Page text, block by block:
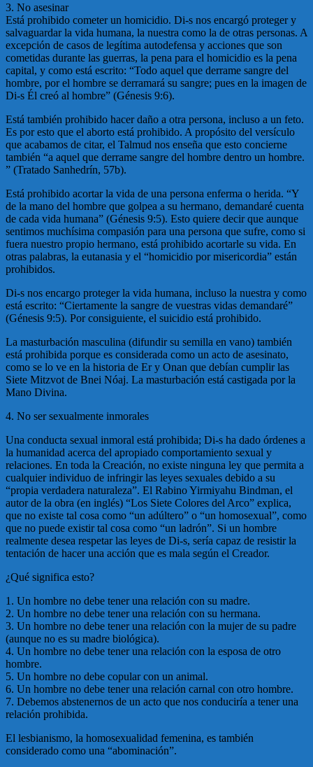
3. No asesinar
Está prohibido cometer un homicidio. Di-s nos encargó proteger y
salvaguardar la vida humana, la nuestra como la de otras personas. A
excepción de casos de legítima autodefensa y acciones que son
cometidas durante las guerras, la pena para el homicidio es la pena
capital, y como está escrito: “Todo aquel que derrame sangre del
hombre, por el hombre se derramará su sangre; pues en la imagen de
Di-s Él creó al hombre” (Génesis 9:6).
Está también prohibido hacer daño a otra persona, incluso a un feto.
Es por esto que el aborto está prohibido. A propósito del versículo
que acabamos de citar, el Talmud nos enseña que esto concierne
también “a aquel que derrame sangre del hombre dentro un hombre.
” (Tratado Sanhedrín, 57b).
Está prohibido acortar la vida de una persona enferma o herida. “Y
de la mano del hombre que golpea a su hermano, demandaré cuenta
de cada vida humana” (Génesis 9:5). Esto quiere decir que aunque
sentimos muchísima compasión para una persona que sufre, como si
fuera nuestro propio hermano, está prohibido acortarle su vida. En
otras palabras, la eutanasia y el “homicidio por misericordia” están
prohibidos.
Di-s nos encargo proteger la vida humana, incluso la nuestra y como
está escrito: “Ciertamente la sangre de vuestras vidas demandaré”
(Génesis 9:5). Por consiguiente, el suicidio está prohibido.
La masturbación masculina (difundir su semilla en vano) también
está prohibida porque es considerada como un acto de asesinato,
como se lo ve en la historia de Er y Onan que debían cumplir las
Siete Mitzvot de Bnei Nóaj. La masturbación está castigada por la
Mano Divina.
4. No ser sexualmente inmorales
Una conducta sexual inmoral está prohibida; Di-s ha dado órdenes a
la humanidad acerca del apropiado comportamiento sexual y
relaciones. En toda la Creación, no existe ninguna ley que permita a
cualquier individuo de infringir las leyes sexuales debido a su
“propia verdadera naturaleza”. El Rabino Yirmiyahu Bindman, el
autor de la obra (en inglés) “Los Siete Colores del Arco” explica,
que no existe tal cosa como “un adúltero” o “un homosexual”, como
que no puede existir tal cosa como “un ladrón”. Si un hombre
realmente desea respetar las leyes de Di-s, sería capaz de resistir la
tentación de hacer una acción que es mala según el Creador.
¿Qué significa esto?
1. Un hombre no debe tener una relación con su madre.
2. Un hombre no debe tener una relación con su hermana.
3. Un hombre no debe tener una relación con la mujer de su padre
(aunque no es su madre biológica).
4. Un hombre no debe tener una relación con la esposa de otro
hombre.
5. Un hombre no debe copular con un animal.
6. Un hombre no debe tener una relación carnal con otro hombre.
7. Debemos abstenernos de un acto que nos conduciría a tener una
relación prohibida.
El lesbianismo, la homosexualidad femenina, es también
considerado como una “abominación”.